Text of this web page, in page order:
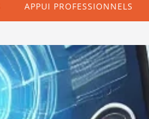
APPUI PROFESSIONNELS